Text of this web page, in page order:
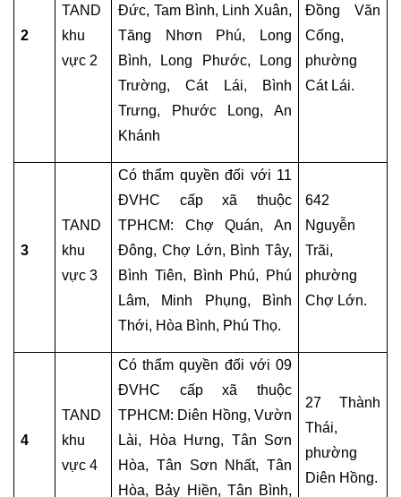
DỊCH
THỪA
VẤN
QUYẾT
TRANH
CHẤP
2
TAND
khu
vực 2
Đức, Tam Bình, Linh Xuân,
Tăng Nhơn Phú, Long
Bình, Long Phước, Long
Trường, Cát Lái, Bình
Trưng, Phước Long, An
Khánh
Đồng Văn
Cống,
phường
Cát Lái.
3
TAND
khu
vực 3
Có thẩm quyền đối với 11
ĐVHC cấp xã thuộc
TPHCM: Chợ Quán, An
Đông, Chợ Lớn, Bình Tây,
Bình Tiên, Bình Phú, Phú
Lâm, Minh Phụng, Bình
Thới, Hòa Bình, Phú Thọ.
642
Nguyễn
Trãi,
phường
Chợ Lớn.
4
TAND
khu
vực 4
Có thẩm quyền đối với 09
ĐVHC cấp xã thuộc
TPHCM: Diên Hồng, Vườn
Lài, Hòa Hưng, Tân Sơn
Hòa, Tân Sơn Nhất, Tân
Hòa, Bảy Hiền, Tân Bình,
27 Thành
Thái,
phường
Diên Hồng.